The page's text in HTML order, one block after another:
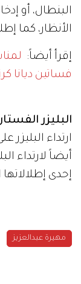
البنطال، أو
الأنظار، كما
إقرأ أيضاً:
فساتين ديانا
البليزر
ارتداء
أيضاً لارتداء
إحدى
مهيرة عبدالعزيز